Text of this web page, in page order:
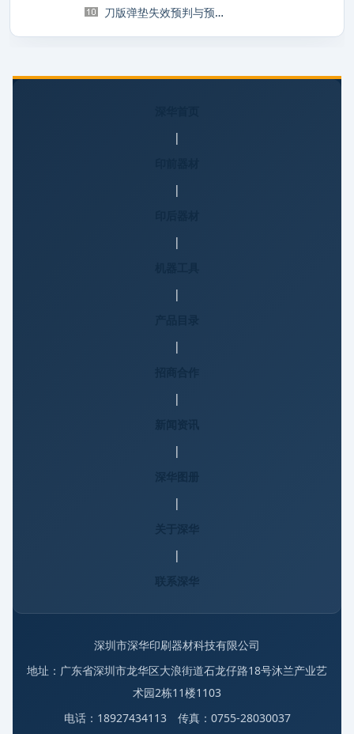
刀版弹垫失效预判与预防性更换管理：减少停
|
|
|
|
|
|
|
|
|
联系深华
深圳市深华印刷器材科技有限公司
地址：广东省深圳市龙华区大浪街道石龙仔路18号沐兰产业艺
术园2栋11楼1103
电话：18927434113 传真：0755-28030037